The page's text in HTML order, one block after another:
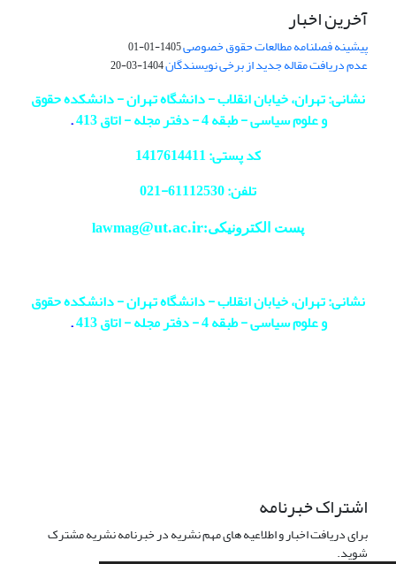
آخرین اخبار
پیشینه فصلنامه مطالعات حقوق خصوصی1405-01-01
عدم دریافت مقاله جدید از برخی نویسندگان1404-03-20
نشانی: تهران، خیابان انقلاب - دانشگاه تهران - دانشکده حقوق
و علوم سیاسی - طبقه 4 - دفتر مجله - اتاق 413
.
کد پستی: 1417614411
تلفن: 61112530-
021
پست الکترونیکی:lawmag@ut.ac.ir
نشانی: تهران، خیابان انقلاب - دانشگاه تهران - دانشکده حقوق
و علوم سیاسی - طبقه 4 - دفتر مجله - اتاق 413
.
اشتراک خبرنامه
برای دریافت اخبار و اطلاعیه های مهم نشریه در خبرنامه نشریه مشترک
شوید.